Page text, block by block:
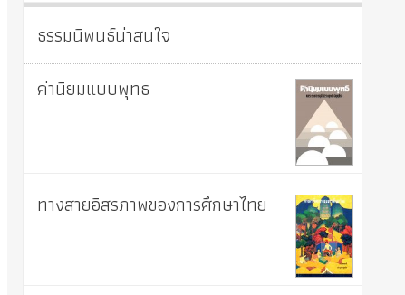
ธรรมนิพนธ์น่าสนใจ
ค่านิยมแบบพุทธ
ทางสายอิสรภาพของการศึกษาไทย